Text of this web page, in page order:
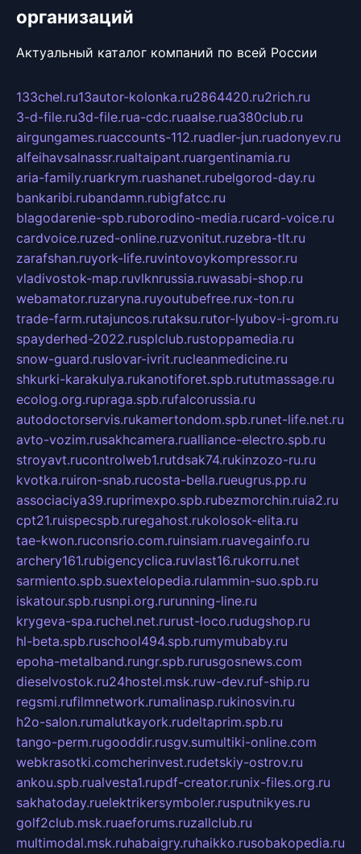
организаций
Актуальный каталог компаний по всей России
133chel.ru13autor-kolonka.ru2864420.ru2rich.ru
3-d-file.ru3d-file.rua-cdc.ruaalse.rua380club.ru
airgungames.ruaccounts-112.ruadler-jun.ruadonyev.ru
alfeihavsalnassr.rualtaipant.ruargentinamia.ru
aria-family.ruarkrym.ruashanet.rubelgorod-day.ru
bankaribi.rubandamn.rubigfatcc.ru
blagodarenie-spb.ruborodino-media.rucard-voice.ru
cardvoice.ruzed-online.ruzvonitut.ruzebra-tlt.ru
zarafshan.ruyork-life.ruvintovoykompressor.ru
vladivostok-map.ruvlknrussia.ruwasabi-shop.ru
webamator.ruzaryna.ruyoutubefree.rux-ton.ru
trade-farm.rutajuncos.rutaksu.rutor-lyubov-i-grom.ru
spayderhed-2022.rusplclub.rustoppamedia.ru
snow-guard.ruslovar-ivrit.rucleanmedicine.ru
shkurki-karakulya.rukanotiforet.spb.rututmassage.ru
ecolog.org.rupraga.spb.rufalcorussia.ru
autodoctorservis.rukamertondom.spb.runet-life.net.ru
avto-vozim.rusakhcamera.rualliance-electro.spb.ru
stroyavt.rucontrolweb1.rutdsak74.rukinzozo-ru.ru
kvotka.ruiron-snab.rucosta-bella.rueugrus.pp.ru
associaciya39.ruprimexpo.spb.rubezmorchin.ruia2.ru
cpt21.ruispecspb.ruregahost.rukolosok-elita.ru
tae-kwon.ruconsrio.com.ruinsiam.ruavegainfo.ru
archery161.rubigencyclica.ruvlast16.rukorru.net
sarmiento.spb.suextelopedia.rulammin-suo.spb.ru
iskatour.spb.rusnpi.org.rurunning-line.ru
krygeva-spa.ruchel.net.rurust-loco.rudugshop.ru
hl-beta.spb.ruschool494.spb.rumymubaby.ru
epoha-metalband.rungr.spb.rurusgosnews.com
dieselvostok.ru24hostel.msk.ruw-dev.ruf-ship.ru
regsmi.rufilmnetwork.rumalinasp.rukinosvin.ru
h2o-salon.rumalutkayork.rudeltaprim.spb.ru
tango-perm.rugooddir.rusgv.sumultiki-online.com
webkrasotki.comcherinvest.rudetskiy-ostrov.ru
ankou.spb.rualvesta1.rupdf-creator.runix-files.org.ru
sakhatoday.ruelektrikersymboler.rusputnikyes.ru
golf2club.msk.ruaeforums.ruzallclub.ru
multimodal.msk.ruhabaigry.ruhaikko.rusobakopedia.ru